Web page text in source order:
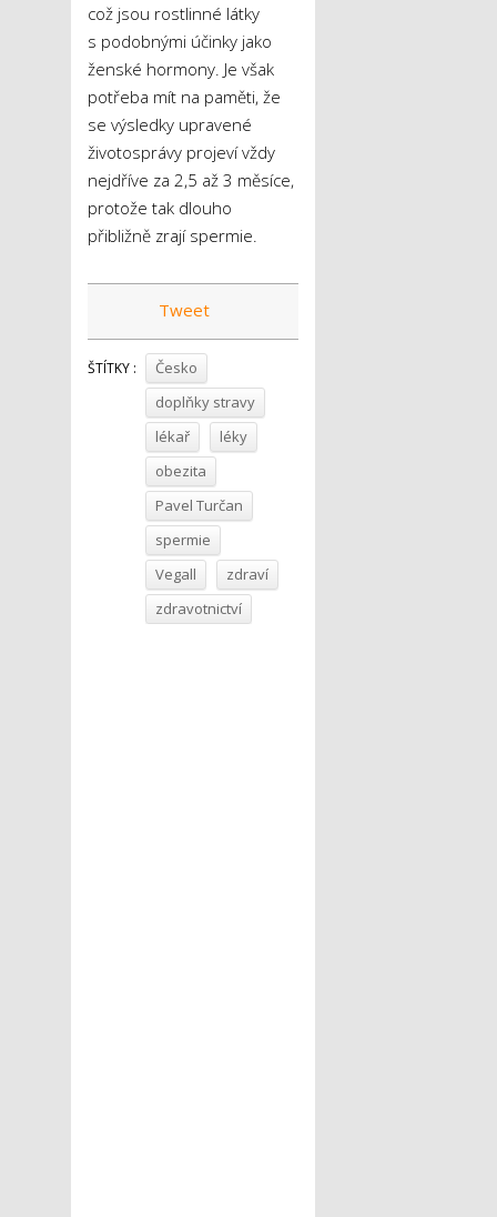
což jsou rostlinné látky
s podobnými účinky jako
ženské hormony. Je však
potřeba mít na paměti, že
se výsledky upravené
životosprávy projeví vždy
nejdříve za 2,5 až 3 měsíce,
protože tak dlouho
přibližně zrají spermie.
Tweet
ŠTÍTKY :
Česko
doplňky stravy
lékař
léky
obezita
Pavel Turčan
spermie
Vegall
zdraví
zdravotnictví